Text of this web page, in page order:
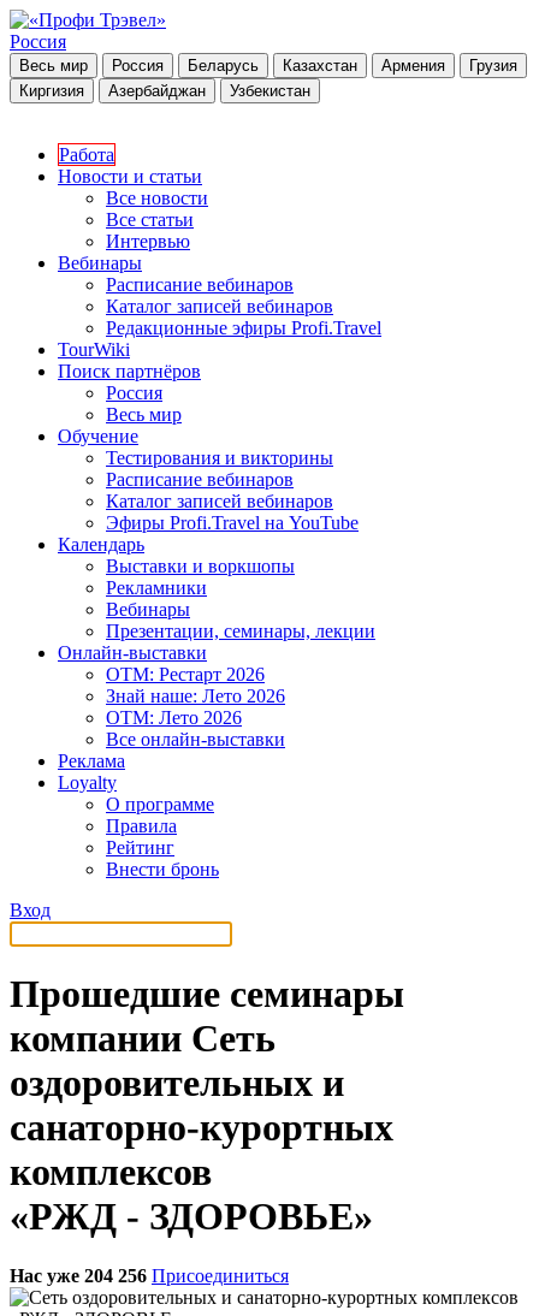
Россия
Весь мир Россия Беларусь Казахстан Армения
Грузия
Киргизия
Азербайджан Узбекистан
Работа
Новости и статьи
Все новости
Все статьи
Интервью
Вебинары
Расписание вебинаров
Каталог записей вебинаров
Редакционные эфиры Profi.Travel
TourWiki
Поиск партнёров
Россия
Весь мир
Обучение
Тестирования и викторины
Расписание вебинаров
Каталог записей вебинаров
Эфиры Profi.Travel на YouTube
Календарь
Выставки и воркшопы
Рекламники
Вебинары
Презентации, семинары, лекции
Онлайн-выставки
OTM: Рестарт 2026
Знай наше: Лето 2026
OTM: Лето 2026
Все онлайн-выставки
Реклама
Loyalty
О программе
Правила
Рейтинг
Внести бронь
Вход
Прошедшие семинары
компании Сеть
оздоровительных и
санаторно-курортных
комплексов
«РЖД - ЗДОРОВЬЕ»
Нас уже 204 256 Присоединиться